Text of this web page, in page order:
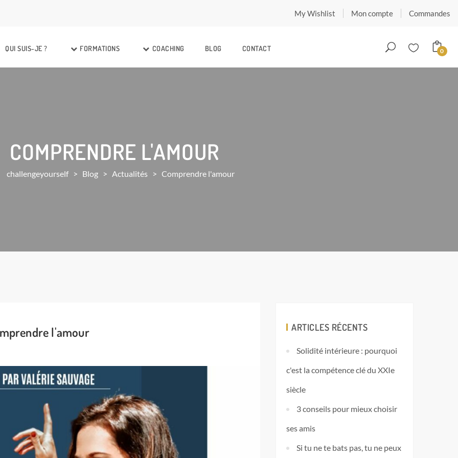
My Wishlist Mon compte Commandes
QUI SUIS-JE ? FORMATIONS COACHING BLOG CONTACT 0
COMPRENDRE L'AMOUR
challengeyourself > Blog > Actualités > Comprendre l'amour
l'amour ARTICLES RÉCENTS
Solidité intérieure : pourquoi
c'est la compétence clé du XXIe
siècle
3 conseils pour mieux choisir
ses amis
Si tu ne te bats pas, tu ne peux